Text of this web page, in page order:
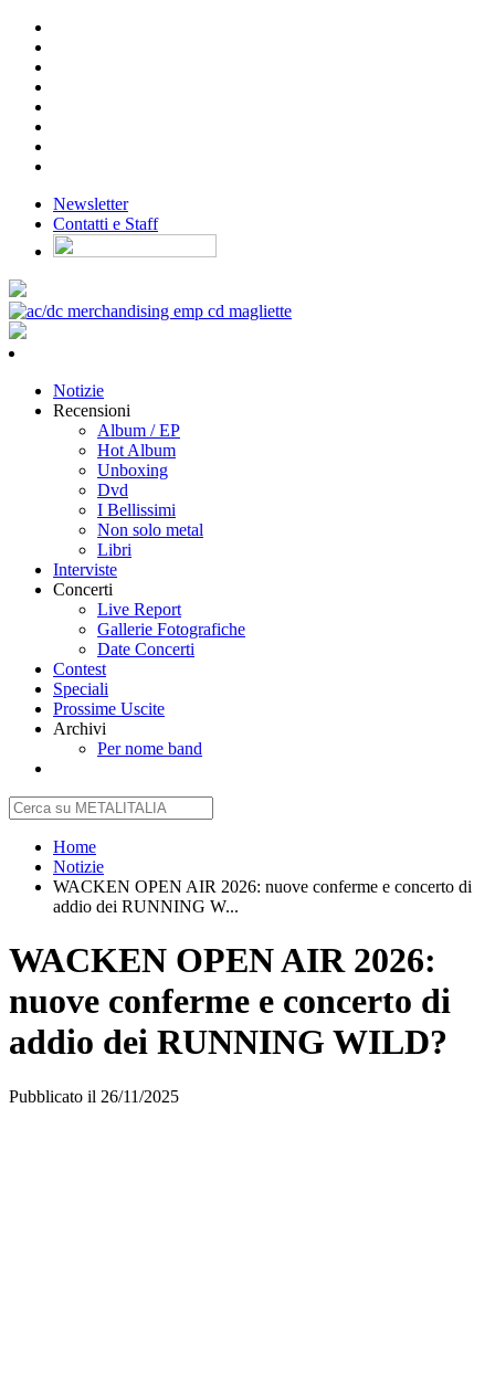
Newsletter
Contatti e Staff
Notizie
Recensioni
Album / EP
Hot Album
Unboxing
Dvd
I Bellissimi
Non solo metal
Libri
Interviste
Concerti
Live Report
Gallerie Fotografiche
Date Concerti
Contest
Speciali
Prossime Uscite
Archivi
Per nome band
Home
Notizie
WACKEN OPEN AIR 2026: nuove conferme e concerto di
addio dei RUNNING W...
WACKEN OPEN AIR 2026:
nuove conferme e concerto di
addio dei RUNNING WILD?
Pubblicato il 26/11/2025